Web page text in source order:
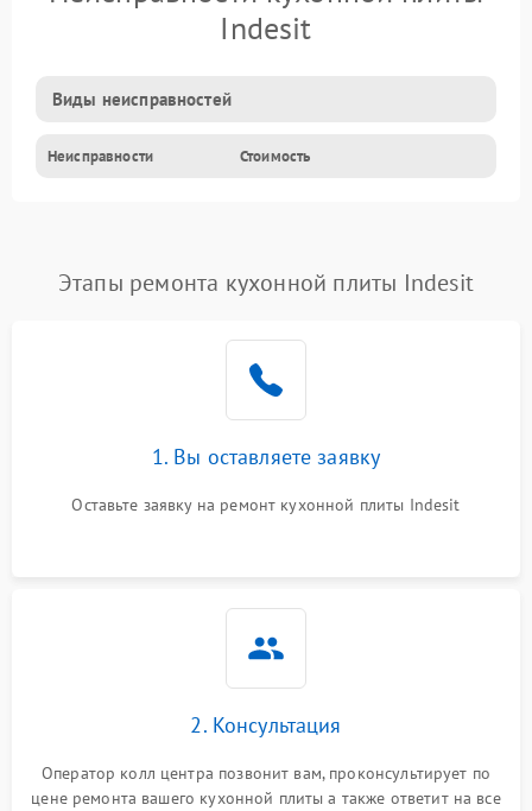
Indesit
Виды неисправностей
Неисправности Стоимость
Этапы ремонта кухонной плиты Indesit
1. Вы оставляете заявку
Оставьте заявку на ремонт кухонной плиты Indesit
2. Консультация
Оператор колл центра позвонит вам, проконсультирует по
цене ремонта вашего кухонной плиты а также ответит на все